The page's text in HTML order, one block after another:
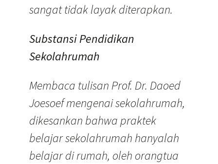
sangat tidak layak diterapkan.
Substansi Pendidikan
Sekolahrumah
Membaca tulisan Prof. Dr. Daoed
Joesoef mengenai sekolahrumah,
dikesankan bahwa praktek
belajar sekolahrumah hanyalah
belajar di rumah, oleh orangtua